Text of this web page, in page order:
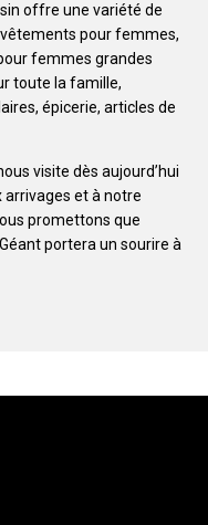
offre une variété de
pour femmes,
femmes grandes
toute la famille,
épicerie, articles de
visite dès aujourd’hui
arrivages et à notre
promettons que
portera un sourire à